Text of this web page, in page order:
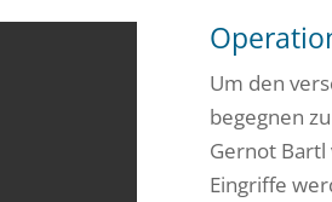
Um den
begegnen
Gernot
Eingriffe